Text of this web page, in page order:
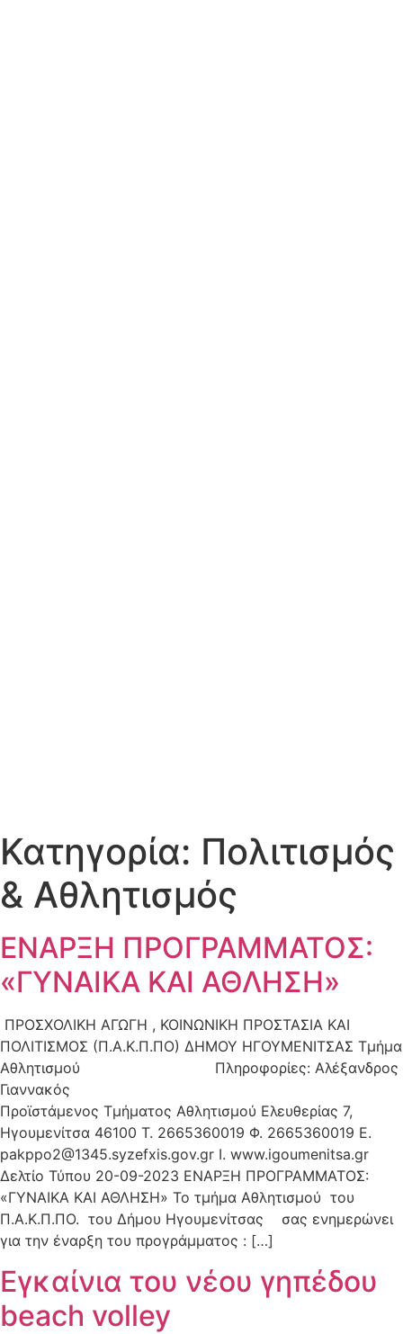
Κατηγορία: Πολιτισμός
& Αθλητισμός
ΕΝΑΡΞΗ ΠΡΟΓΡΑΜΜΑΤΟΣ:
«ΓΥΝΑΙΚΑ ΚΑΙ ΑΘΛΗΣΗ»
ΠΡΟΣΧΟΛΙΚΗ ΑΓΩΓΗ , ΚΟΙΝΩΝΙΚΗ ΠΡΟΣΤΑΣΙΑ ΚΑΙ
ΠΟΛΙΤΙΣΜΟΣ (Π.Α.Κ.Π.ΠΟ) ΔΗΜΟΥ ΗΓΟΥΜΕΝΙΤΣΑΣ Τμήμα
Αθλητισμού Πληροφορίες: Αλέξανδρος
Προϊστάμενος Τμήματος Αθλητισμού Ελευθερίας 7,
Ηγουμενίτσα 46100 Τ. 2665360019 Φ. 2665360019 Ε.
pakppo2@1345.syzefxis.gov.gr I. www.igoumenitsa.gr
Δελτίο Τύπου 20-09-2023 ΕΝΑΡΞΗ ΠΡΟΓΡΑΜΜΑΤΟΣ:
«ΓΥΝΑΙΚΑ ΚΑΙ ΑΘΛΗΣΗ» Το τμήμα Αθλητισμού του
Π.Α.Κ.Π.ΠΟ. του Δήμου Ηγουμενίτσας σας ενημερώνει
για την έναρξη του προγράμματος : […]
Εγκαίνια του νέου γηπέδου
beach volley